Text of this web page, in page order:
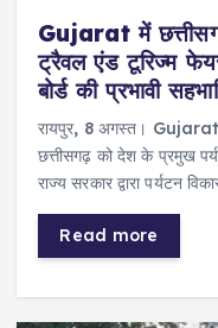
Gujarat में
ट्रैवल एंड टूरिज्म
बोर्ड की प्रभावी
रायपुर, 8 अगस्त। Gujarat
छत्तीसगढ़ को देश के प्रमुख
राज्य सरकार द्वारा पर्यटन
Read more